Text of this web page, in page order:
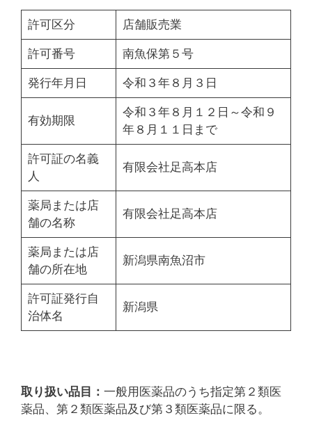
許可区分 店舗販売業
許可番号 南魚保第５号
発行年月日 令和３年８月３日
有効期限
令和３年８月１２日～令和９
年８月１１日まで
許可証の名義
人
有限会社足高本店
薬局または店
舗の名称
有限会社足高本店
薬局または店
舗の所在地
新潟県南魚沼市
許可証発行自
治体名
新潟県
取り扱い品目： 一般用医薬品のうち指定第２類医
薬品、第２類医薬品及び第３類医薬品に限る。